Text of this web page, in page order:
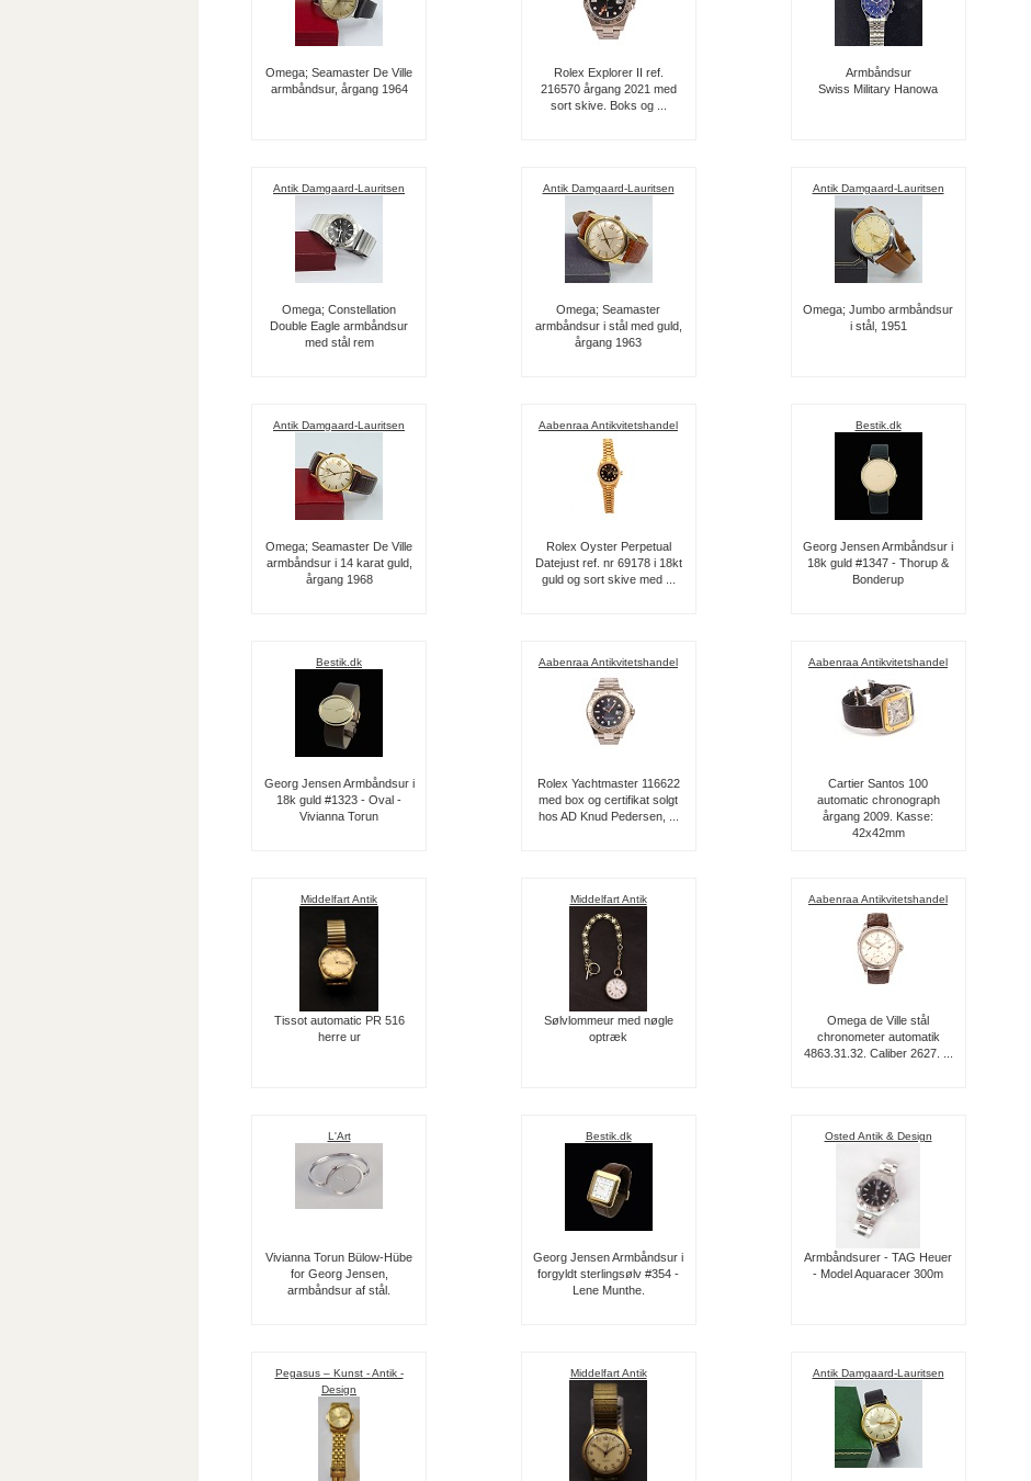
Omega; Seamaster De Ville
armbåndsur, årgang 1964
Rolex Explorer II ref.
216570 årgang 2021 med
sort skive. Boks og ...
Armbåndsur
Swiss Military Hanowa
Antik Damgaard-Lauritsen
Omega; Constellation
Double Eagle armbåndsur
med stål rem
Antik Damgaard-Lauritsen
Omega; Seamaster
armbåndsur i stål med guld,
årgang 1963
Antik Damgaard-Lauritsen
Omega; Jumbo armbåndsur
i stål, 1951
Antik Damgaard-Lauritsen
Omega; Seamaster De Ville
armbåndsur i 14 karat guld,
årgang 1968
Aabenraa Antikvitetshandel
Rolex Oyster Perpetual
Datejust ref. nr 69178 i 18kt
guld og sort skive med ...
Bestik.dk
Georg Jensen Armbåndsur i
18k guld #1347 - Thorup &
Bonderup
Bestik.dk
Georg Jensen Armbåndsur i
18k guld #1323 - Oval -
Vivianna Torun
Aabenraa Antikvitetshandel
Rolex Yachtmaster 116622
med box og certifikat solgt
hos AD Knud Pedersen, ...
Aabenraa Antikvitetshandel
Cartier Santos 100
automatic chronograph
årgang 2009. Kasse:
42x42mm
Middelfart Antik
Tissot automatic PR 516
herre ur
Middelfart Antik
Sølvlommeur med nøgle
optræk
Aabenraa Antikvitetshandel
Omega de Ville stål
chronometer automatik
4863.31.32. Caliber 2627. ...
L'Art
Vivianna Torun Bülow-Hübe
for Georg Jensen,
armbåndsur af stål.
Bestik.dk
Georg Jensen Armbåndsur i
forgyldt sterlingsølv #354 -
Lene Munthe.
Osted Antik & Design
Armbåndsurer - TAG Heuer
- Model Aquaracer 300m
Pegasus – Kunst - Antik -
Design
Middelfart Antik Antik Damgaard-Lauritsen